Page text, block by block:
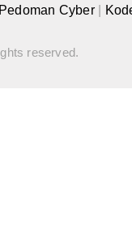
Pedoman Cyber
reserved.